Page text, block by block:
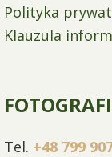
Polityka
Klauzula
Tel. +48 799